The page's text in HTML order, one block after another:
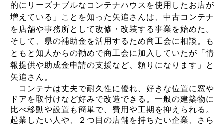
的にリーズナブルなコンテナハウスを使用したお店が
増えている」ことを知った矢追さんは、中古コンテナ
を店舗や事務所として改修・改装する事業を始めた。
そして、県の補助金を活用するため商工会に相談。も
ともと知人からの勧めで商工会に加入していたが「情
報提供や助成金申請の支援など、頼りになります」と
矢追さん。
コンテナは丈夫で耐久性に優れ、好きな位置に窓や
ドアを取付けなど好みで改造できる。一般の建築物に
比べ移動や設置も簡単で、費用や工期を抑えられる。
起業したい人や、２つ目の店舗を持ちたい企業、さら